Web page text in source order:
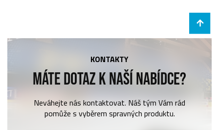
KONTAKTY
MÁTE DOTAZ K NAŠÍ NABÍDCE?
Neváhejte nás kontaktovat. Náš tým Vám rád
pomůže s vyběrem spravných produktu.